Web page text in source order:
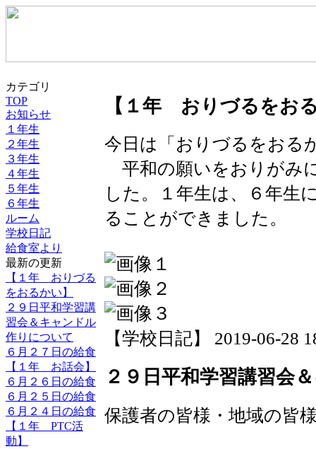
カテゴリ
TOP
お知らせ
１年生
２年生
３年生
４年生
５年生
６年生
ルーム
学校日記
給食室より
最新の更新
【１年 おりづる
をおるかい】
２９日平和学習講
習会＆キャンドル
作りについて
６月２７日の給食
【１年 お話会】
６月２６日の給食
６月２５日の給食
６月２４日の給食
【１年 PTC活
動】
【１年 おりづるをお
今日は「おりづるをおる
平和の願いをおりがみ
した。１年生は、６年生
ることができました。
【学校日記】 2019-06-28
２９日平和学習講習会
保護者の皆様・地域の皆